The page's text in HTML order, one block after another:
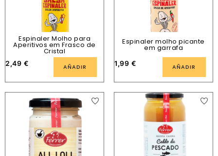
Espinaler Molho para
Aperitivos em Frasco de
Cristal
2,49 € AÑADIR
Espinaler molho picante
em garrafa
1,99 € AÑADIR